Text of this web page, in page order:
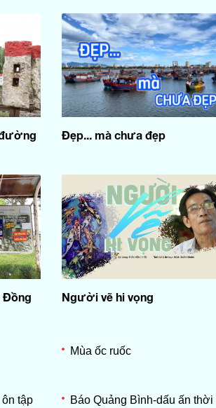
Đẹp... mà chưa đẹp
Đồng
Người vẽ hi vọng
Mùa ốc ruốc
tập
Báo Quảng Bình-dấu ấn thời